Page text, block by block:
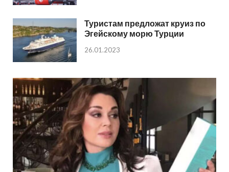
Туристам предложат круиз по
Эгейскому морю Турции
26.01.2023